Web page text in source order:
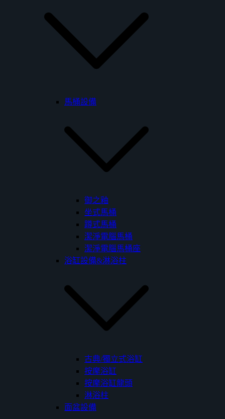
馬桶設備
御之釉
坐式馬桶
蹲式馬桶
潔淨電腦馬桶
潔淨電腦馬桶座
浴缸設備&淋浴柱
古典/獨立式浴缸
按摩浴缸
按摩浴缸龍頭
淋浴柱
面盆設備